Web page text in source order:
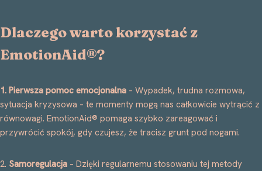
Dlaczego warto korzystać z
EmotionAid®?
1. Pierwsza pomoc emocjonalna – Wypadek, trudna rozmowa,
sytuacja kryzysowa – te momenty mogą nas całkowicie wytrącić z
równowagi. EmotionAid® pomaga szybko zareagować i
przywrócić spokój, gdy czujesz, że tracisz grunt pod nogami.
2. Samoregulacja – Dzięki regularnemu stosowaniu tej metody